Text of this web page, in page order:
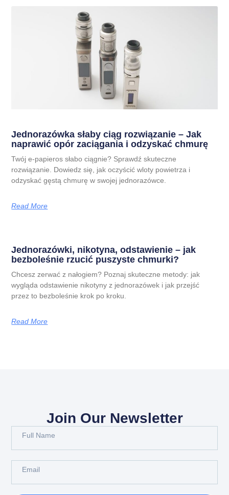
Jednorazówka słaby ciąg rozwiązanie – Jak
naprawić opór zaciągania i odzyskać chmurę
Twój e-papieros słabo ciągnie? Sprawdź skuteczne
rozwiązanie. Dowiedz się, jak oczyścić wloty powietrza i
odzyskać gęstą chmurę w swojej jednorazówce.
Read More
Jednorazówki, nikotyna, odstawienie – jak
bezboleśnie rzucić puszyste chmurki?
Chcesz zerwać z nałogiem? Poznaj skuteczne metody: jak
wygląda odstawienie nikotyny z jednorazówek i jak przejść
przez to bezboleśnie krok po kroku.
Read More
Join Our Newsletter